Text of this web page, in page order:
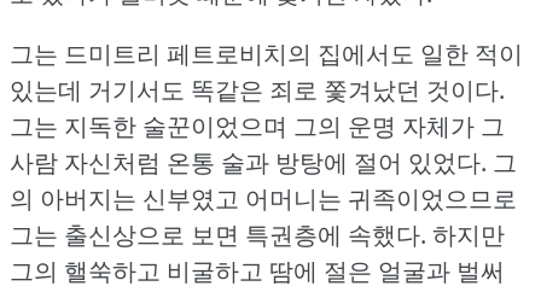
그는 드미트리 페트로비치의 집에서도 일한 적이
있는데 거기서도 똑같은 죄로 쫓겨났던 것이다.
그는 지독한 술꾼이었으며 그의 운명 자체가 그
사람 자신처럼 온통 술과 방탕에 절어 있었다. 그
의 아버지는 신부였고 어머니는 귀족이었으므로
그는 출신상으로 보면 특권층에 속했다. 하지만
그의 핼쑥하고 비굴하고 땀에 절은 얼굴과 벌써